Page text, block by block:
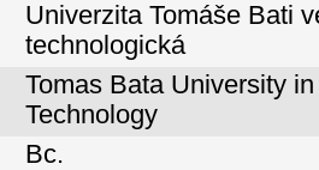
Univerzita Tomáše Bati
technologická
Tomas Bata University
Technology
Bc.